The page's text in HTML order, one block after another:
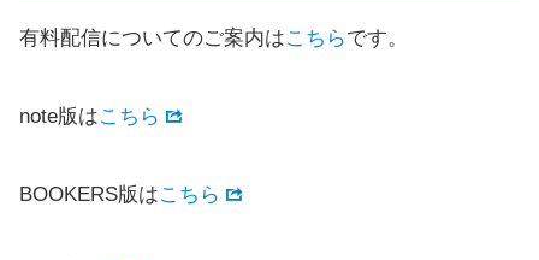
有料配信についてのご案内はこちらです。
note版はこちら
BOOKERS版はこちら